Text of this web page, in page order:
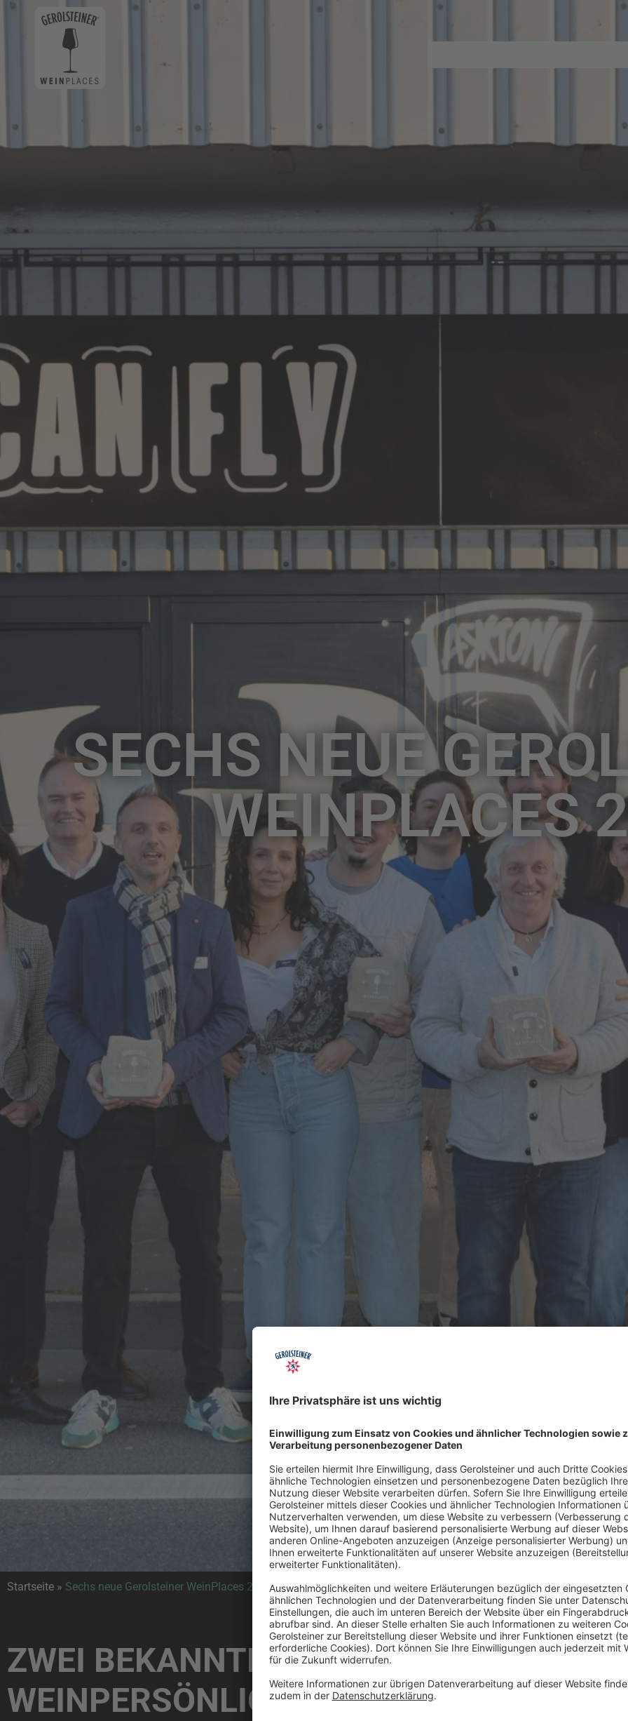
SECHS NEUE
WEINPLACES
Startseite » Sechs neue Gerolsteiner WeinPlaces 2024
ZWEI BEKANNTE
WEINPERSÖNLICHKEITEN WIEDER